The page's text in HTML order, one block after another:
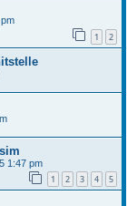
1 2
1:47 pm
1 2 3 4 5